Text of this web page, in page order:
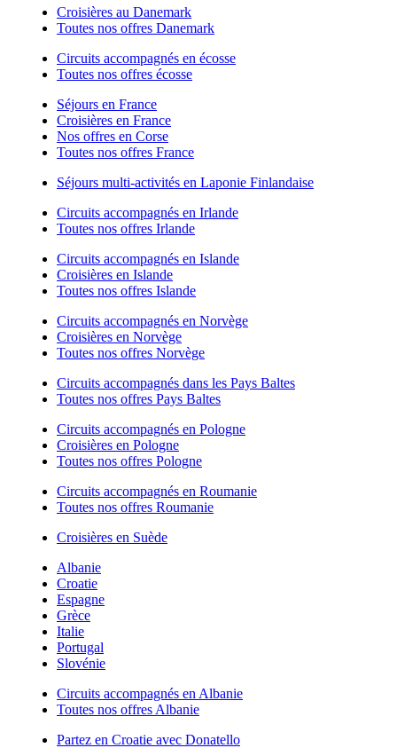
Croisières au Danemark
Toutes nos offres Danemark
Circuits accompagnés en écosse
Toutes nos offres écosse
Séjours en France
Croisières en France
Nos offres en Corse
Toutes nos offres France
Séjours multi-activités en Laponie Finlandaise
Circuits accompagnés en Irlande
Toutes nos offres Irlande
Circuits accompagnés en Islande
Croisières en Islande
Toutes nos offres Islande
Circuits accompagnés en Norvège
Croisières en Norvège
Toutes nos offres Norvège
Circuits accompagnés dans les Pays Baltes
Toutes nos offres Pays Baltes
Circuits accompagnés en Pologne
Croisières en Pologne
Toutes nos offres Pologne
Circuits accompagnés en Roumanie
Toutes nos offres Roumanie
Croisières en Suède
Albanie
Croatie
Espagne
Grèce
Italie
Portugal
Slovénie
Circuits accompagnés en Albanie
Toutes nos offres Albanie
Partez en Croatie avec Donatello